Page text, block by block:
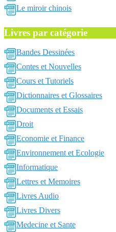
Le miroir chinois
Livres par catégorie
Bandes Dessinées
Contes et Nouvelles
Cours et Tutoriels
Dictionnaires et Glossaires
Documents et Essais
Droit
Economie et Finance
Environnement et Ecologie
Informatique
Lettres et Memoires
Livres Audio
Livres Divers
Medecine et Sante